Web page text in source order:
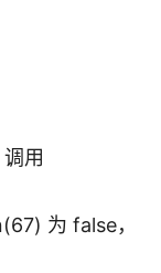
用
为 false，